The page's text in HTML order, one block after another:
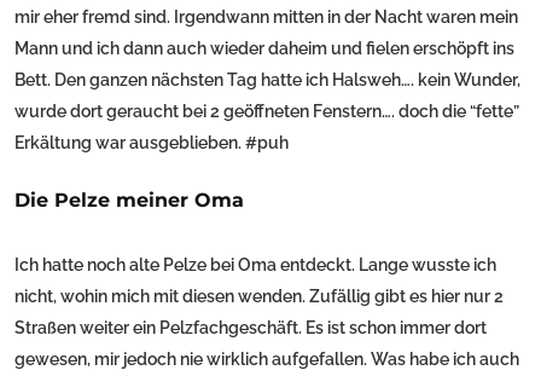
mir eher fremd sind. Irgendwann mitten in der Nacht waren mein
Mann und ich dann auch wieder daheim und fielen erschöpft ins
Bett. Den ganzen nächsten Tag hatte ich Halsweh…. kein Wunder,
wurde dort geraucht bei 2 geöffneten Fenstern…. doch die “fette”
Erkältung war ausgeblieben. #puh
Die Pelze meiner Oma
Ich hatte noch alte Pelze bei Oma entdeckt. Lange wusste ich
nicht, wohin mich mit diesen wenden. Zufällig gibt es hier nur 2
Straßen weiter ein Pelzfachgeschäft. Es ist schon immer dort
gewesen, mir jedoch nie wirklich aufgefallen. Was habe ich auch